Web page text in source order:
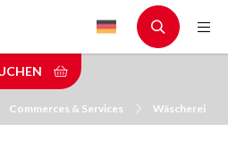
Commerces & Services Wäscherei